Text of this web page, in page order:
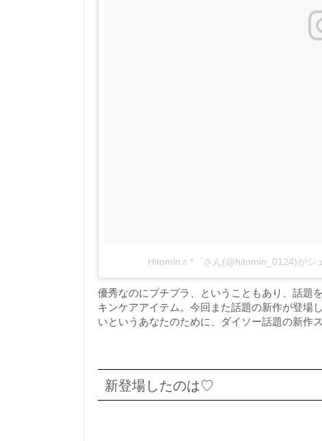
Hitomin♬*゜さん(@hitomin_0124)がシ
優秀なのにプチプラ、ということもあり、話題
キンケアアイテム。今回また話題の新作が登
いというあなたのために、ダイソー話題の新
新登場したのは♡